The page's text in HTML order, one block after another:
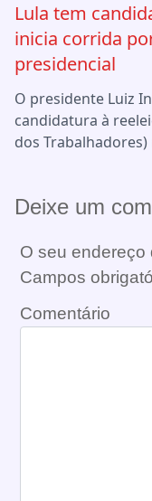
Lula tem
inicia corrida
presidencial
O presidente Luiz
candidatura à
dos
Deixe um
O seu endereço
Campos
Comentário